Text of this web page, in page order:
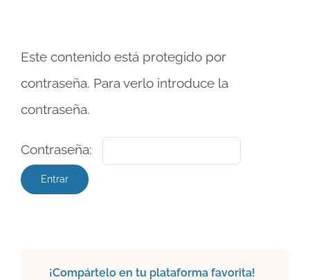
Este contenido está protegido por
contraseña. Para verlo introduce la
contraseña.
Contraseña:
¡Compártelo en tu plataforma favorita!